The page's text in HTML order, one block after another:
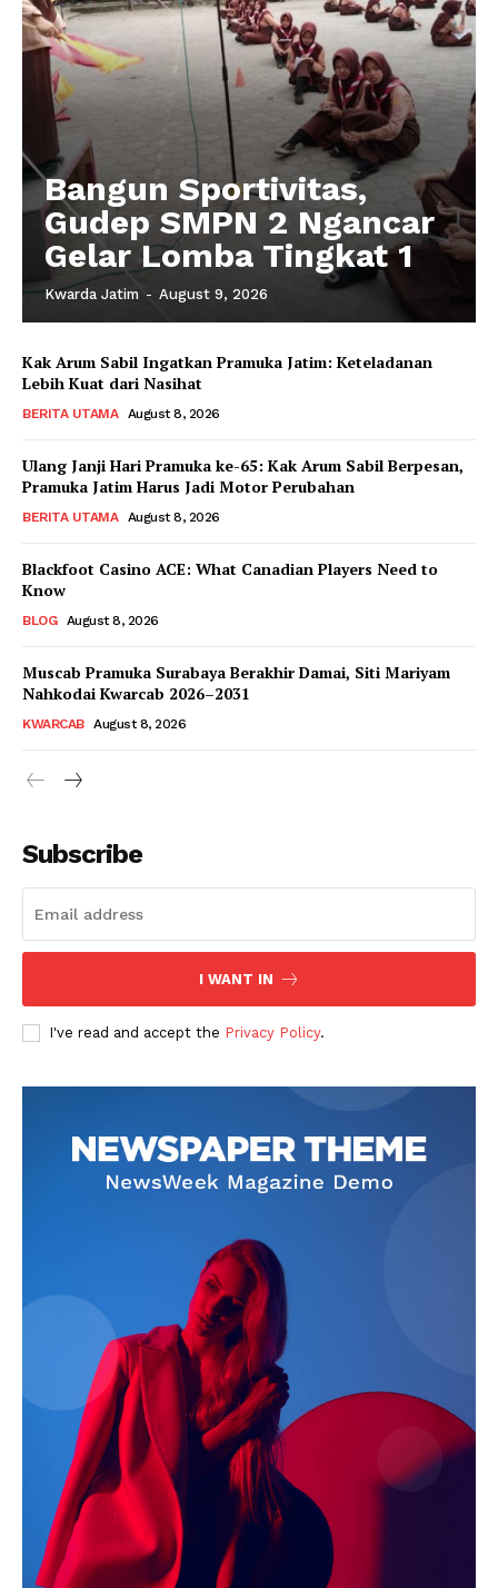
Bangun Sportivitas,
Gudep SMPN 2 Ngancar
Gelar Lomba Tingkat 1
Kwarda Jatim - August 9, 2026
Kak Arum Sabil Ingatkan Pramuka Jatim: Keteladanan
Lebih Kuat dari Nasihat
BERITA UTAMA August 8, 2026
Ulang Janji Hari Pramuka ke-65: Kak Arum Sabil Berpesan,
Pramuka Jatim Harus Jadi Motor Perubahan
BERITA UTAMA August 8, 2026
Blackfoot Casino ACE: What Canadian Players Need to
Know
BLOG August 8, 2026
Muscab Pramuka Surabaya Berakhir Damai, Siti Mariyam
Nahkodai Kwarcab 2026–2031
KWARCAB August 8, 2026
Subscribe
I WANT IN
I've read and accept the Privacy Policy.